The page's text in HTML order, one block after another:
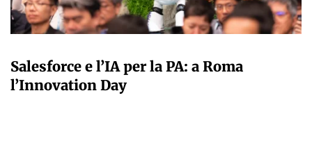
Salesforce e l’IA per la PA: a Roma
l’Innovation Day